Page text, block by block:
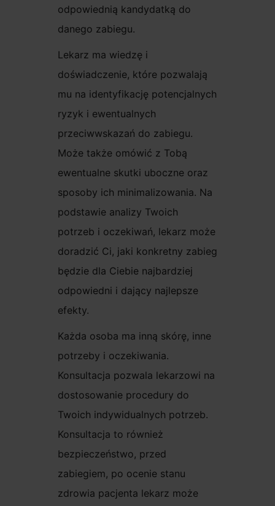
odpowiednią kandydatką do
danego zabiegu.
Lekarz ma wiedzę i
doświadczenie, które pozwalają
mu na identyfikację potencjalnych
ryzyk i ewentualnych
przeciwwskazań do zabiegu.
Może także omówić z Tobą
ewentualne skutki uboczne oraz
sposoby ich minimalizowania. Na
podstawie analizy Twoich
potrzeb i oczekiwań, lekarz może
doradzić Ci, jaki konkretny zabieg
będzie dla Ciebie najbardziej
odpowiedni i dający najlepsze
efekty.
Każda osoba ma inną skórę, inne
potrzeby i oczekiwania.
Konsultacja pozwala lekarzowi na
dostosowanie procedury do
Twoich indywidualnych potrzeb.
Konsultacja to również
bezpieczeństwo, przed
zabiegiem, po ocenie stanu
zdrowia pacjenta lekarz może